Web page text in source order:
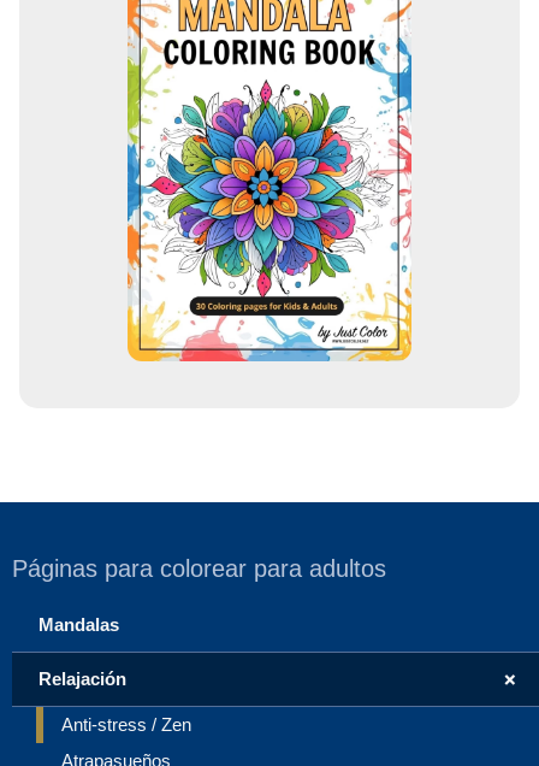
Páginas para colorear para adultos
Mandalas
+
Relajación
Anti-stress / Zen
Atrapasueños